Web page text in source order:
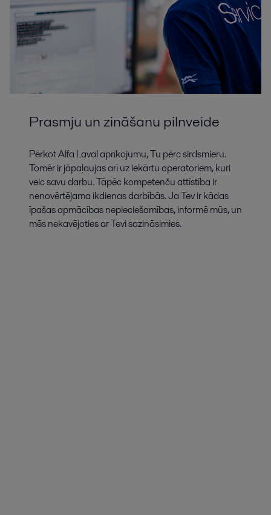
Prasmju un zināšanu pilnveide
Pērkot Alfa Laval aprīkojumu, Tu pērc sirdsmieru.
Tomēr ir jāpaļaujas arī uz iekārtu operatoriem, kuri
veic savu darbu. Tāpēc kompetenču attīstība ir
nenovērtējama ikdienas darbībās. Ja Tev ir kādas
īpašas apmācības nepieciešamības, informē mūs, un
mēs nekavējoties ar Tevi sazināsimies.